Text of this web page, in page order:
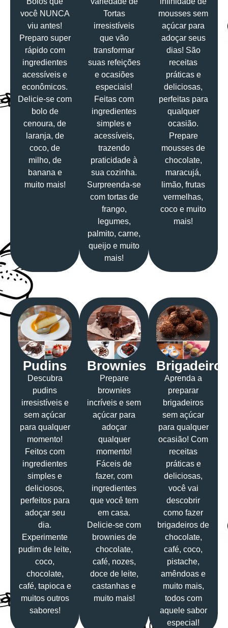
você NUNCA
viu antes!
Preparo super
rápido com
ingredientes
acessíveis e
econômicos.
Delicie-se com
bolo de
cenoura, de
laranja, de
coco, de
milho, de
banana e
muito mais!
Tortas
irresistíveis
que vão
transformar
suas refeições
e ocasiões
especiais!
Feitas com
ingredientes
simples e
acessíveis,
trazendo
praticidade à
sua cozinha.
Surpreenda-se
com tortas de
frango,
legumes,
palmito, carne,
queijo e muito
mais!
mousses sem
açúcar para
adoçar seus
dias! São
receitas
práticas e
deliciosas,
perfeitas para
qualquer
ocasião.
Prepare
mousses de
chocolate,
maracujá,
limão, frutas
vermelhas,
coco e muito
mais!
Pudins
Descubra
pudins
irresistíveis e
sem açúcar
para qualquer
momento!
Feitos com
ingredientes
simples e
deliciosos,
perfeitos para
adoçar seu
dia.
Experimente
pudim de leite,
coco,
chocolate,
café, tapioca e
muitos outros
sabores!
Brownies
Prepare
brownies
incríveis e sem
açúcar para
adoçar
qualquer
momento!
Fáceis de
fazer, com
ingredientes
que você tem
em casa.
Delicie-se com
brownies de
chocolate,
café, nozes,
doce de leite,
castanhas e
muito mais!
Aprenda a
preparar
brigadeiros
sem açúcar
para qualquer
ocasião! Com
receitas
práticas e
deliciosas,
você vai
descobrir
como fazer
brigadeiros de
chocolate,
café, coco,
pistache,
amêndoas e
muito mais,
todos com
aquele sabor
especial!